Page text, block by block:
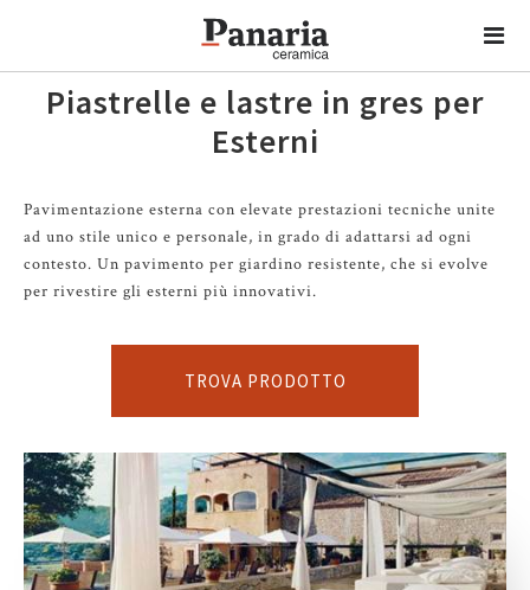
Piastrelle e lastre in gres per
Esterni
Pavimentazione esterna con elevate prestazioni tecniche unite
ad uno stile unico e personale, in grado di adattarsi ad ogni
contesto. Un pavimento per giardino resistente, che si evolve
per rivestire gli esterni più innovativi.
TROVA PRODOTTO